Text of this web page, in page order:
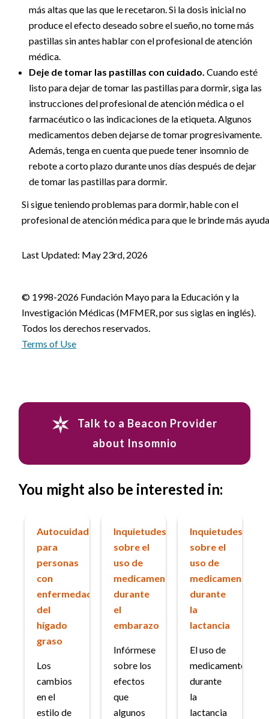
más altas que las que le recetaron. Si la dosis inicial no
produce el efecto deseado sobre el sueño, no tome más
pastillas sin antes hablar con el profesional de atención
médica.
Deje de tomar las pastillas con cuidado. Cuando esté
listo para dejar de tomar las pastillas para dormir, siga las
instrucciones del profesional de atención médica o el
farmacéutico o las indicaciones de la etiqueta. Algunos
medicamentos deben dejarse de tomar progresivamente.
Además, tenga en cuenta que puede tener insomnio de
rebote a corto plazo durante unos días después de dejar
de tomar las pastillas para dormir.
Si sigue teniendo problemas para dormir, hable con el
profesional de atención médica para que le brinde más
Last Updated: May 23rd, 2026
© 1998-2026 Fundación Mayo para la Educación y la
Investigación Médicas (MFMER, por sus siglas en inglés).
Todos los derechos reservados.
Terms of Use
Talk to a Beacon Provider
about Insomnio
You might also be interested in:
Autocuidado
para
personas
con
enfermedad
del
hígado
graso
Los
cambios
en el
estilo de
Inquietudes
sobre el
uso de
medicamentos
durante
el
embarazo
Infórmese
sobre los
efectos
que
algunos
Inquietudes
sobre el
uso de
medicamentos
durante
la
lactancia
El uso de
medicamentos
durante
la
lactancia